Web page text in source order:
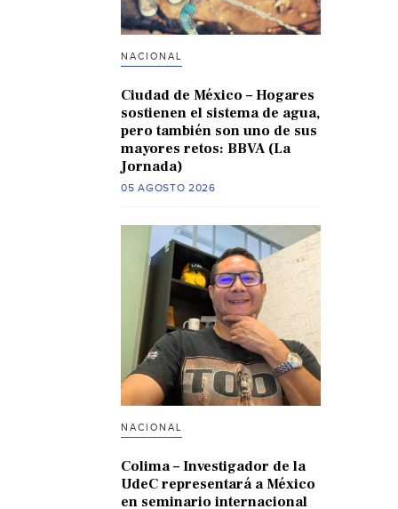
NACIONAL
Ciudad de México – Hogares
sostienen el sistema de agua,
pero también son uno de sus
mayores retos: BBVA (La
Jornada)
05 AGOSTO 2026
NACIONAL
Colima – Investigador de la
UdeC representará a México
en seminario internacional